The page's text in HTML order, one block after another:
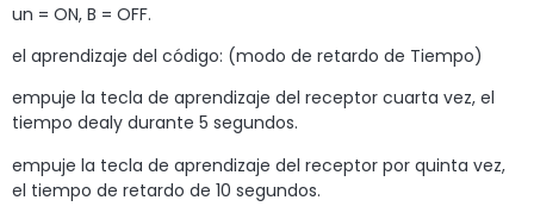
un = ON, B = OFF.
el aprendizaje del código: (modo de retardo de Tiempo)
empuje la tecla de aprendizaje del receptor cuarta vez, el
tiempo dealy durante 5 segundos.
empuje la tecla de aprendizaje del receptor por quinta vez,
el tiempo de retardo de 10 segundos.